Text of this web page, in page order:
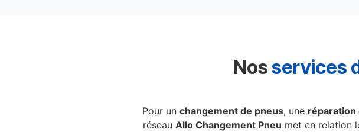
Nosservices
Pour un changement de pneus, une réparation
réseau Allo Changement Pneu met en relation